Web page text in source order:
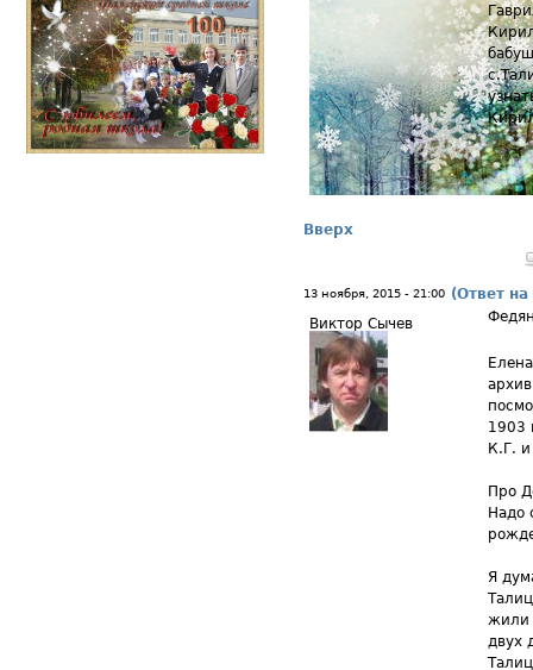
Вверх
13 ноября, 2015 - 21:00 (Ответ
Виктор Сычев
1903
К.Г.
Про
Надо
Я
жили
двух